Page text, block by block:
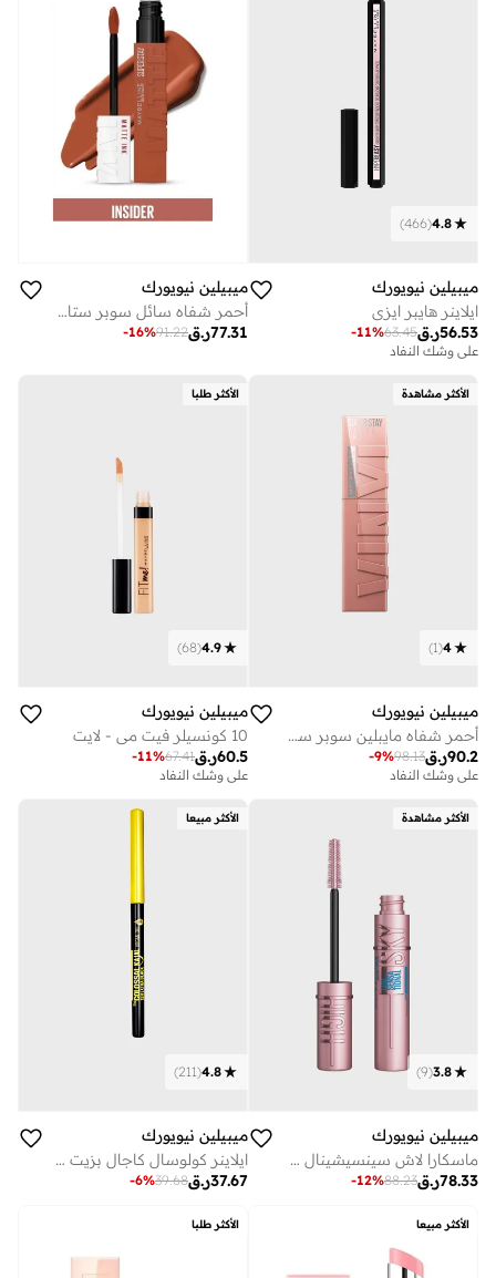
4.8
(
466
)
ميبيلين نيويورك
ايلاينر هايبر ايزي
ر.ق56.53
63.45
-11%
على وشك النفاد
ميبيلين نيويورك
أحمر شفاه سائل سوبر ستاي مات إنك من ميبيلين نيويورك، الدرجة 500 إنسايدر
ر.ق77.31
91.22
-16%
الأكثر مشاهدة
4
(
1
)
ميبيلين نيويورك
أحمر شفاه مايبلين سوبر ستاي فينيل إنك – نودز – درجة كابتيفيتيد
ر.ق90.2
98.13
-9%
على وشك النفاد
الأكثر طلبا
4.9
(
68
)
ميبيلين نيويورك
10 كونسيلر فيت مي - لايت
ر.ق60.5
67.41
-11%
على وشك النفاد
الأكثر مشاهدة
3.8
(
9
)
ميبيلين نيويورك
ماسكارا لاش سينسيشينال سكاي هاي من مايبيلين نيويورك مقاومة للماء
ر.ق78.33
88.23
-12%
الأكثر مبيعا
4.8
(
211
)
ميبيلين نيويورك
ايلاينر كولوسال كاجال بزيت الارجان
ر.ق37.67
39.68
-6%
الأكثر مبيعا الأكثر طلبا